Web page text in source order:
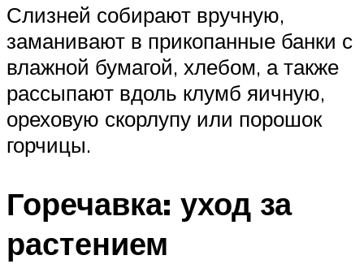
Слизней собирают вручную,
заманивают в прикопанные банки с
влажной бумагой, хлебом, а также
рассыпают вдоль клумб яичную,
ореховую скорлупу или порошок
горчицы.
Горечавка: уход за
растением